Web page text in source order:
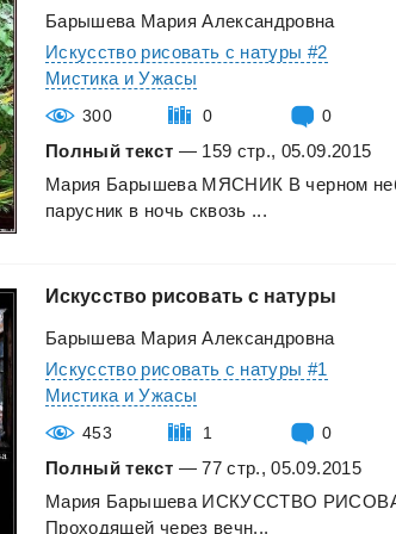
Барышева Мария Александровна
Искусство рисовать с натуры #2
Мистика и Ужасы
300 0 0
Полный текст — 159 стр., 05.09.2015
Мария Барышева МЯСНИК В черном
парусник в ночь сквозь ...
Искусство рисовать с натуры
Барышева Мария Александровна
Искусство рисовать с натуры #1
Мистика и Ужасы
453 1 0
Полный текст — 77 стр., 05.09.2015
Мария Барышева ИСКУССТВО
Проходящей через вечн...